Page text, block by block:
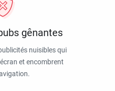
gênantes
nuisibles qui
et encombrent